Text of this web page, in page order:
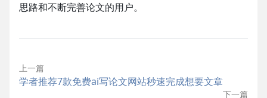
思路和不断完善论文的用户。
上一篇
学者推荐7款免费ai写论文网站秒速完成想要文章
下一篇